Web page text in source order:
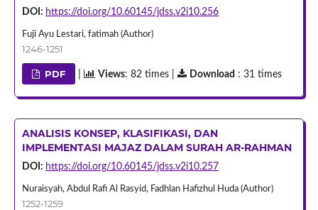
DOI: https://doi.org/10.60145/jdss.v2i10.256
Fuji Ayu Lestari, fatimah (Author)
1246-1251
PDF Views: 82 times | Download : 31 times
ANALISIS KONSEP, KLASIFIKASI, DAN
IMPLEMENTASI MAJAZ DALAM SURAH AR-RAHMAN
DOI: https://doi.org/10.60145/jdss.v2i10.257
Nuraisyah, Abdul Rafi Al Rasyid, Fadhlan Hafizhul Huda (Author)
1252-1259